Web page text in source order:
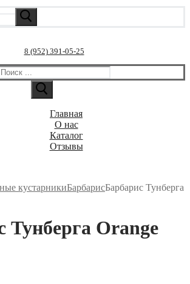
8 (952) 391-05-25
Искать:
Главная
О нас
Каталог
Отзывы
кустарникиБарбарисБарбарис Тунберга
Тунберга Orange